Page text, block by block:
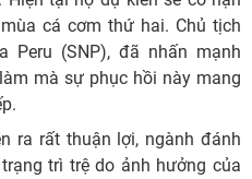
cá cơm thứ hai. Chủ tịch
Peru (SNP), đã nhấn mạnh
mà sự phục hồi này mang
ra rất thuận lợi, ngành đánh
trì trệ do ảnh hưởng của